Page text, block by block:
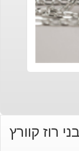
רוז קוורץ